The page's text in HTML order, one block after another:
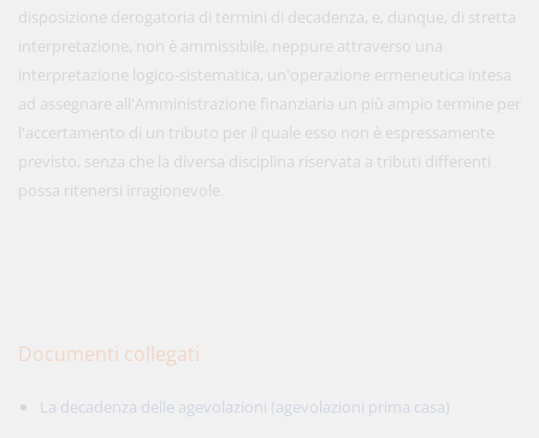
disposizione derogatoria di termini di decadenza, e, dunque, di stretta
interpretazione, non è ammissibile, neppure attraverso una
interpretazione logico-sistematica, un'operazione ermeneutica intesa
ad assegnare all'Amministrazione finanziaria un più ampio termine per
l'accertamento di un tributo per il quale esso non è espressamente
previsto, senza che la diversa disciplina riservata a tributi differenti
possa ritenersi irragionevole.
Documenti collegati
La decadenza delle agevolazioni (agevolazioni prima casa)